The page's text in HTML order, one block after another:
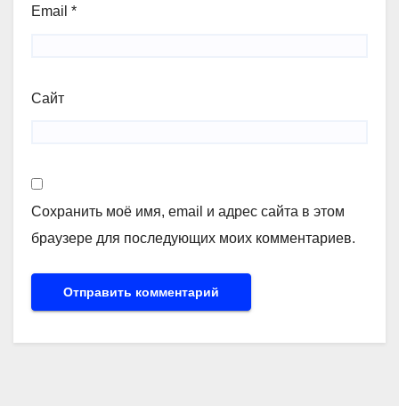
Email *
Сайт
Сохранить моё имя, email и адрес сайта в этом
браузере для последующих моих комментариев.